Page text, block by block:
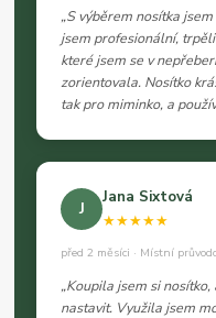
„S výběrem nosítka
jsem profesionální,
které jsem se v
zorientovala. Nosítko
tak pro miminko, a
J
Jana Sixtová
★★★★★
před 2 měsíci · Místní
„Koupila jsem si
nastavit. Využila jsem